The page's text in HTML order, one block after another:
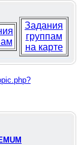
Задания
группам
на карте